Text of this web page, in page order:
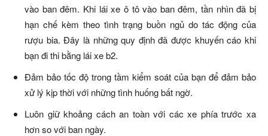
vào ban đêm. Khi lái xe ô tô vào ban đêm, tần nhìn đã bị
hạn chế kèm theo tình trạng buồn ngủ do tác động của
rượu bia. Đây là những quy định đã được khuyến cáo khi
bạn đi thi bằng lái xe b2.
Đảm bảo tốc độ trong tầm kiểm soát của bạn để đảm bảo
xử lý kịp thời với những tình huống bất ngờ.
Luôn giữ khoảng cách an toàn với các xe phía trước xa
hơn so với ban ngày.